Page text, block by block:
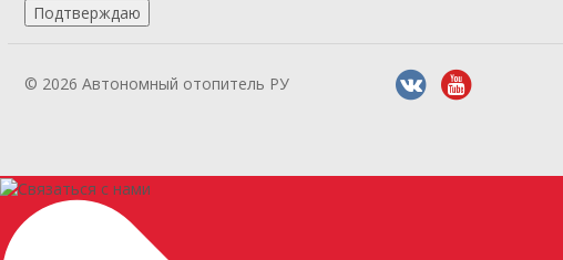
Подтверждаю
© 2026 Автономный отопитель РУ